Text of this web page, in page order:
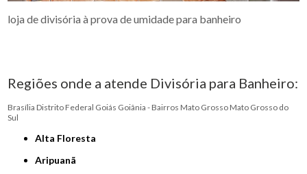
loja de divisória à prova de umidade para banheiro
Regiões onde a atende Divisória para Banheiro:
Brasília Distrito Federal Goiás Goiânia - Bairros Mato Grosso Mato Grosso do
Sul
Alta Floresta
Aripuanã